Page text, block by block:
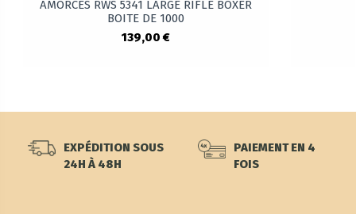
AMORCES RWS 5341 LARGE RIFLE BOXER
BOITE DE 1000
139,00 €
EXPÉDITION SOUS
24H À 48H
PAIEMENT EN 4
FOIS